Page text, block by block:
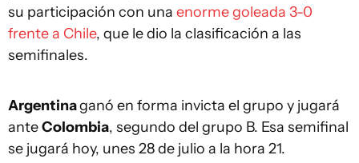
su participación con una enorme goleada 3-0
frente a Chile, que le dio la clasificación a las
semifinales.
Argentinaganó en forma invicta el grupo y jugará
anteColombia, segundo del grupo B. Esa semifinal
se jugará hoy, unes 28 de julio a la hora 21.